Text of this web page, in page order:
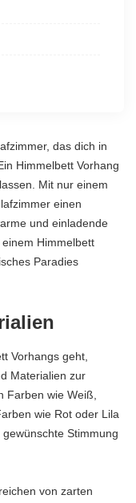
das dich in
Himmelbett Vorhang
Mit nur einem
einen
und einladende
Himmelbett
Paradies
Vorhangs geht,
Materialien zur
Farben wie Weiß,
wie Rot oder Lila
Stimmung
von zarten